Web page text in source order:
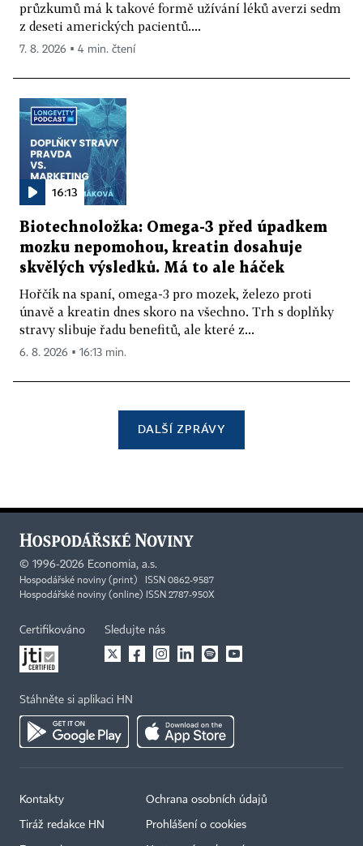
průzkumů má k takové formě užívání léků averzi sedm
z deseti amerických pacientů....
7. 8. 2026 ▪ 4 min. čtení
16:13
Biotechnoložka: Omega-3 před úpadkem
mozku nepomohou, kreatin dosahuje
skvělých výsledků. Má to ale háček
Hořčík na spaní, omega-3 pro mozek, železo proti
únavě a kreatin dnes skoro na všechno. Trh s doplňky
stravy slibuje řadu benefitů, ale které z...
6. 8. 2026 ▪ 16:13 min.
DALŠÍ ZPRÁVY
© 1996-2026 Economia, a.s.
Hospodářské noviny (print) ISSN 0862-9587
Hospodářské noviny (online) ISSN 2787-950X
Certifikováno Sledujte nás
Stáhněte si aplikaci HN
Kontakty
Tiráž redakce HN
Ochrana osobních údajů
Prohlášení o cookies